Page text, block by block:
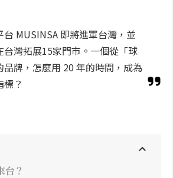
MUSINSA 即將進軍台灣，並
台灣拓展15家門市。一個從「球
品牌，怎麼用 20 年的時間，成為
？
？